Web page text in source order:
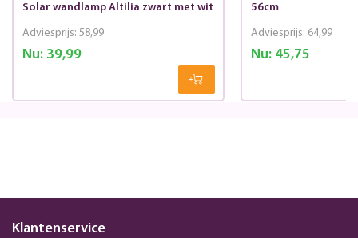
Solar wandlamp Altilia zwart met wit
Nu:39,99
Adviesprijs: 58,99
56cm
Nu:45,75
Adviesprijs: 64,99
Klantenservice